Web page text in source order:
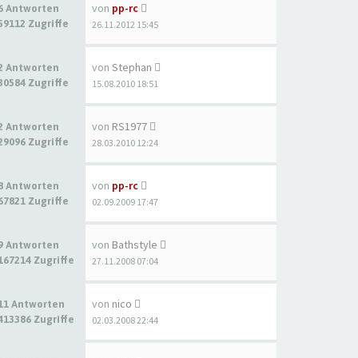
Antworten
Zugriffe
von pp-rc
26.11.2012 15:45
Antworten
Zugriffe
von Stephan
15.08.2010 18:51
Antworten
Zugriffe
von RS1977
28.03.2010 12:24
Antworten
Zugriffe
von pp-rc
02.09.2009 17:47
Antworten
Zugriffe
von Bathstyle
27.11.2008 07:04
Antworten
Zugriffe
von nico
02.03.2008 22:44